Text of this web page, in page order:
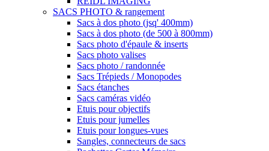
SACS PHOTO & rangement
Sacs à dos photo (jsq' 400mm)
Sacs à dos photo (de 500 à 800mm)
Sacs photo d'épaule & inserts
Sacs photo valises
Sacs photo / randonnée
Sacs Trépieds / Monopodes
Sacs étanches
Sacs caméras vidéo
Etuis pour objectifs
Etuis pour jumelles
Etuis pour longues-vues
Sangles, connecteurs de sacs